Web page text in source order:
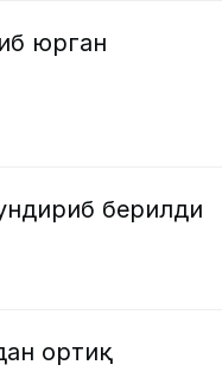
юрган
берилди
ортиқ